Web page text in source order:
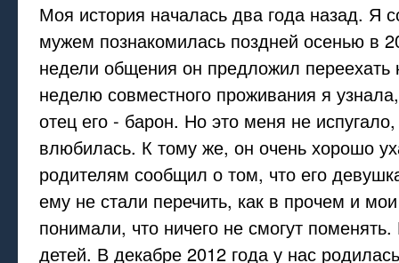
Моя история началась два года назад. Я
мужем познакомилась поздней осенью в
недели общения он предложил переехать
неделю совместного проживания я
отец его - барон. Но это меня не
влюбилась. К тому же, он очень хорошо
родителям сообщил о том, что его
ему не стали перечить, как в прочем и
понимали, что ничего не смогут
детей. В декабре 2012 года у нас